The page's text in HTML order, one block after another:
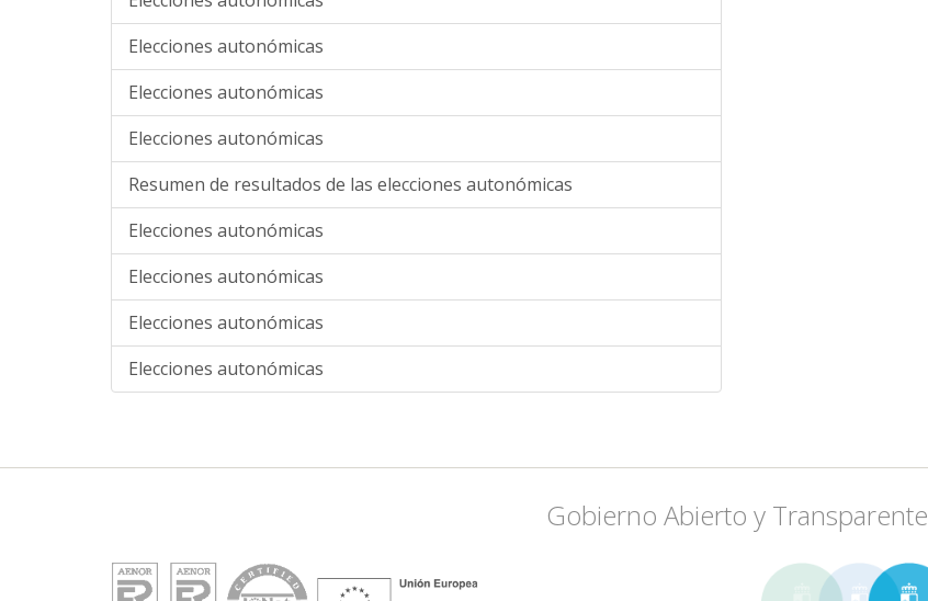
Elecciones autonómicas
Elecciones autonómicas
Elecciones autonómicas
Resumen de resultados de las elecciones autonómicas
Elecciones autonómicas
Elecciones autonómicas
Elecciones autonómicas
Elecciones autonómicas
Gobierno Abierto y Transparente